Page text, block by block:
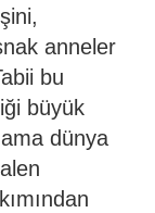
anneler
bu
büyük
dünya